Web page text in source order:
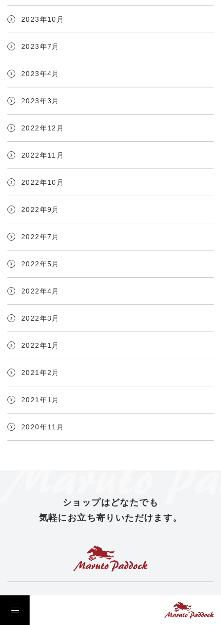
お知らせ
イベント
オリジナルグッズ
プライバシーポリシー
2023年10月
2023年7月
2023年4月
2023年3月
2022年12月
2022年11月
2022年10月
2022年9月
2022年7月
2022年5月
2022年4月
2022年3月
2022年1月
2021年2月
2021年1月
2020年11月
ショップは どなたでも
気軽にお立ち寄りいただけます。